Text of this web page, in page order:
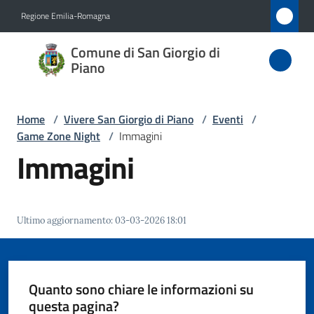
Regione Emilia-Romagna
Comune di San Giorgio di
Piano
Comune
di San
di Piano
Amministrazione
Vivere
San
Home / Vivere San Giorgio di Piano / Eventi /
Game Zone Night / Immagini
Immagini
Ultimo aggiornamento:03-03-2026 18:01
Quanto sono chiare le informazioni su
questa pagina?